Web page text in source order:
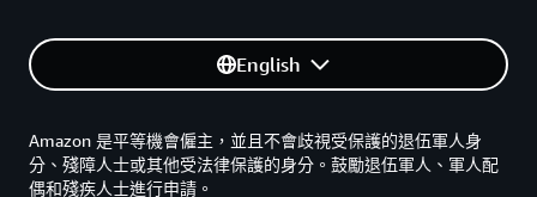
English
Amazon 是平等機會僱主，並且不會歧視受保護的退伍軍人身
分、殘障人士或其他受法律保護的身分。鼓勵退伍軍人、軍人配
偶和殘疾人士進行申請。